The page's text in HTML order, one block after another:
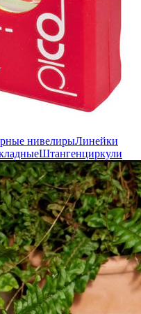
нивелирыЛинейки
Штангенциркули